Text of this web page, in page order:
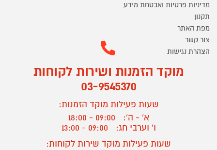
מדיניות פרטיות ואבטחת מידע
תקנון
מפת האתר
צור קשר
הצהרת נגישות
מוקד הזמנות ושירות לקוחות
03-9545370
שעות פעילות מוקד הזמנות:
א' - ה':
09:00 - 18:00
ו' וערבי חג:
09:00 - 13:00
שעות פעילות מוקד שירות לקוחות: